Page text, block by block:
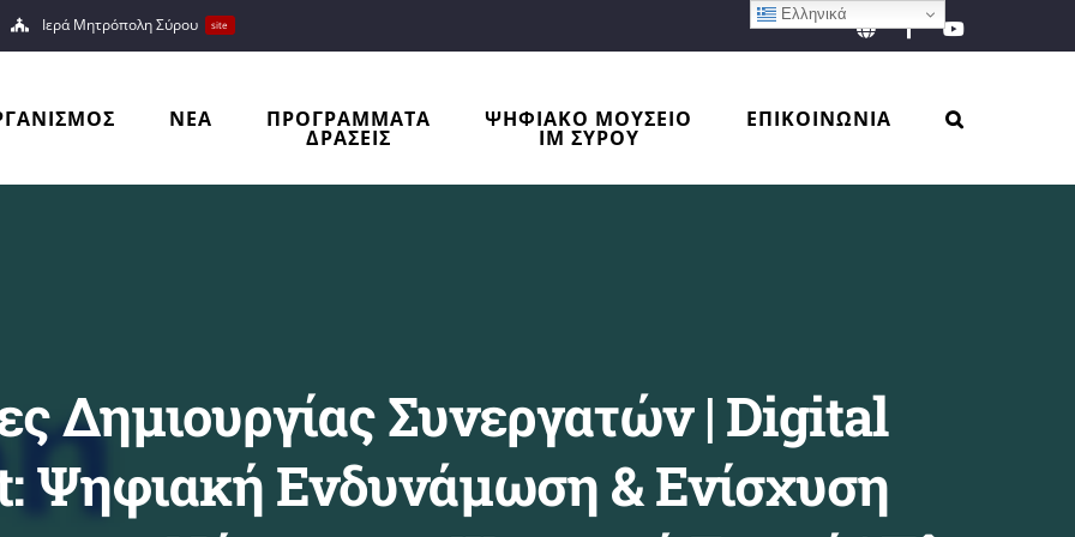
Ιερά Μητρόπολη Σύρου site EN FacebookYouTube
ΝΕΑ ΠΡΟΓΡΑΜΜΑΤΑ
ΔΡΑΣΕΙΣ
ΨΗΦΙΑΚΟ ΜΟΥΣΕΙΟ
ΙΜ ΣΥΡΟΥ
ΕΠΙΚΟΙΝΩΝΙΑ
Δημιουργίας Συνεργατών | Digital
Ψηφιακή Ενδυνάμωση & Ενίσχυση
Ελληνικά